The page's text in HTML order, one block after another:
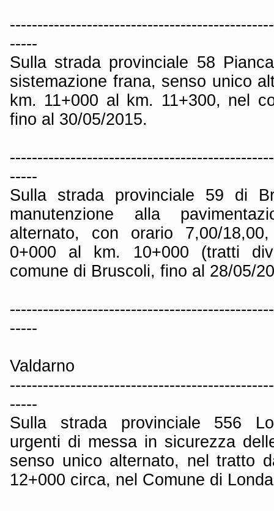
-----
Sulla strada provinciale 58
sistemazione frana, senso unico
km. 11+000 al km. 11+300, nel
fino al 30/05/2015.
-----
Sulla strada provinciale 59 di
manutenzione alla
alternato, con orario 7,00/
0+000 al km. 10+000 (tratti
comune di Bruscoli, fino al 28/05/
-----
Valdarno
-----
Sulla strada provinciale 556
urgenti di messa in sicurezza
senso unico alternato, nel tratto
12+000 circa, nel Comune di